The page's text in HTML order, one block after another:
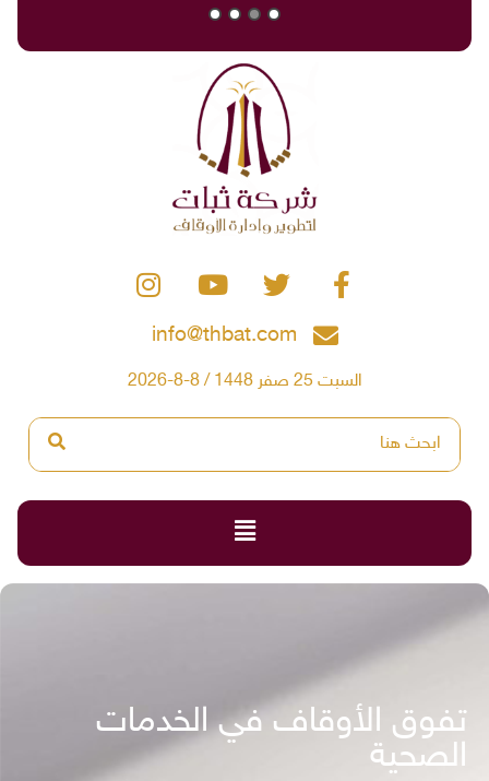
info@thbat.com
السبت 25 صفر 1448 / 8-8-2026
تفوق الأوقاف في الخدمات
الصحية